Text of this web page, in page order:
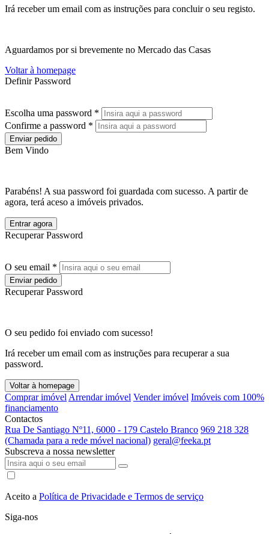
Irá receber um email com as instruções para concluir o seu registo.
Aguardamos por si brevemente no Mercado das Casas
Voltar à homepage
Definir Password
Escolha uma password *
Confirme a password *
Enviar pedido
Bem Vindo
Parabéns! A sua password foi guardada com sucesso. A partir de
agora, terá aceso a imóveis privados.
Entrar agora
Recuperar Password
O seu email *
Enviar pedido
Recuperar Password
O seu pedido foi enviado com sucesso!
Irá receber um email com as instruções para recuperar a sua
password.
Voltar à homepage
Comprar imóvel Arrendar imóvel Vender imóvel Imóveis com 100%
financiamento
Contactos
Rua De Santiago Nº11, 6000 - 179 Castelo Branco 969 218 328
(Chamada para a rede móvel nacional) geral@feeka.pt
Subscreva a nossa newsletter
Aceito a Política de Privacidade e Termos de serviço
Siga-nos